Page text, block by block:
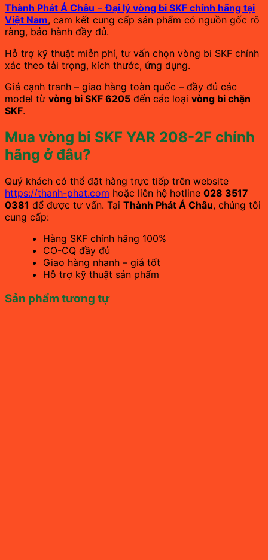
Thành Phát Á Châu –Đại lý vòng bi SKF chính hãng tại
Việt Nam, cam kết cung cấp sản phẩm có nguồn gốc rõ
ràng, bảo hành đầy đủ.
Hỗ trợ kỹ thuật miễn phí, tư vấn chọn vòng bi SKF chính
xác theo tải trọng, kích thước, ứng dụng.
Giá cạnh tranh – giao hàng toàn quốc – đầy đủ các
model từ vòng bi SKF 6205 đến các loại vòng bi chặn
SKF.
Mua vòng bi SKF YAR 208-2F chính
hãng ở đâu?
Quý khách có thể đặt hàng trực tiếp trên website
https://thanh-phat.com hoặc liên hệ hotline 028 3517
0381 để được tư vấn. Tại Thành Phát Á Châu, chúng tôi
cung cấp:
Hàng SKF chính hãng 100%
CO-CQ đầy đủ
Giao hàng nhanh – giá tốt
Hỗ trợ kỹ thuật sản phẩm
Sản phẩm tương tự